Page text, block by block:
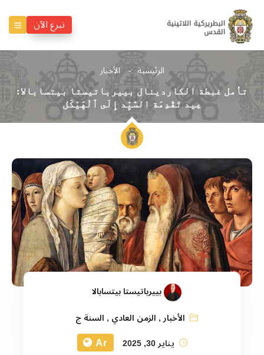
تبرع الآن
الرئيسية الأخبار
تأمل غبطة الكاردينال بييرباتيستا بيتسابالا:
عِيد تَقْدِمَة السَّيِّد إِلَى ٱلْهَيْكَل
بييرباتيستا بيتسابالا
الأخبار, الزمن العادي , السنة ج
يناير 30, 2025
Ar